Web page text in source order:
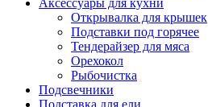
Аксессуары для кухни
Открывалка для крышек
Подставки под горячее
Тендерайзер для мяса
Орехокол
Рыбочистка
Подсвечники
Подставка для ели